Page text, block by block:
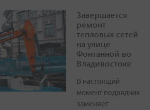
Завершается
ремонт
тепловых сетей
на улице
Фонтанной во
Владивостоке
В настоящий
момент подрядчик
заменяет